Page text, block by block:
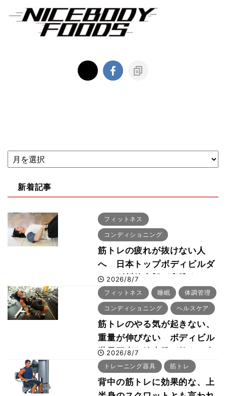
新着記事
フィットネス
コンディショニング
筋トレの疲れが抜けない人
へ 日本トップボディビルダ
ー・刈川啓志郎が実践する
「回復習慣」
2026/8/7
フィットネス 睡眠 体調管理
コンディショニング ヘルスケア
筋トレのやる気が起きない、
重量が伸びない ボディビル
世界王者・鈴木雅が教える食
事・睡眠・呼吸の整え方
2026/8/7
トレーニング器具 筋トレ
背中の筋トレに効果的な、上